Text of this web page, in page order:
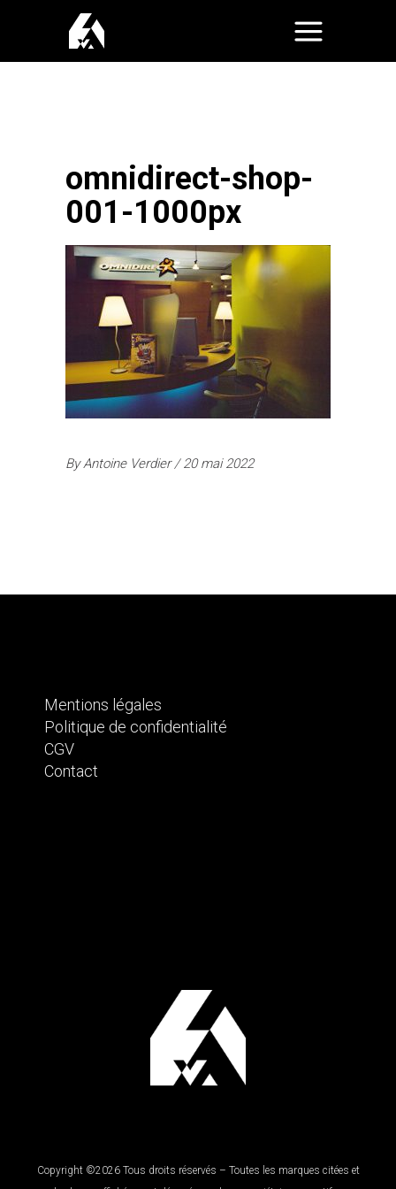
omnidirect-shop-
001-1000px
ByAntoine Verdier 20 mai 2022
Mentions légales
Politique de confidentialité
CGV
Contact
Copyright ©2026 Tous droits réservés – Toutes les marques citées et